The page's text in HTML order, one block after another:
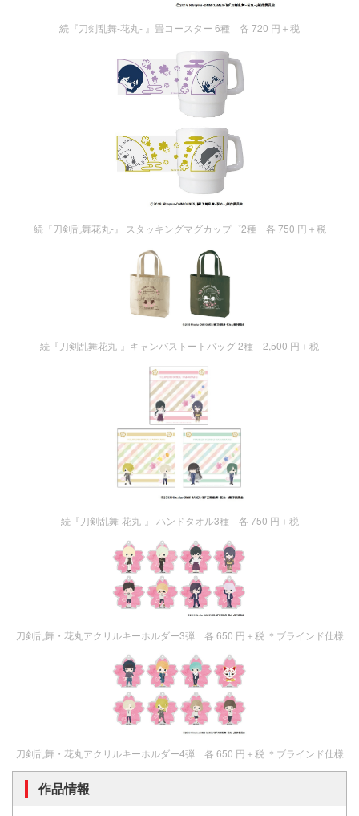
続『刀剣乱舞-花丸- 』畳コースター 6種 各 720 円＋税
続『刀剣乱舞花丸-』 スタッキングマグカップ゜2種 各 750 円＋税
続『刀剣乱舞花丸-』キャンバストートバッグ 2種 2,500 円＋税
続『刀剣乱舞-花丸-』 ハンドタオル3種 各 750 円＋税
刀剣乱舞・花丸アクリルキーホルダー3弾 各 650 円＋税 ＊ブラインド仕様
刀剣乱舞・花丸アクリルキーホルダー4弾 各 650 円＋税 ＊ブラインド仕様
作品情報